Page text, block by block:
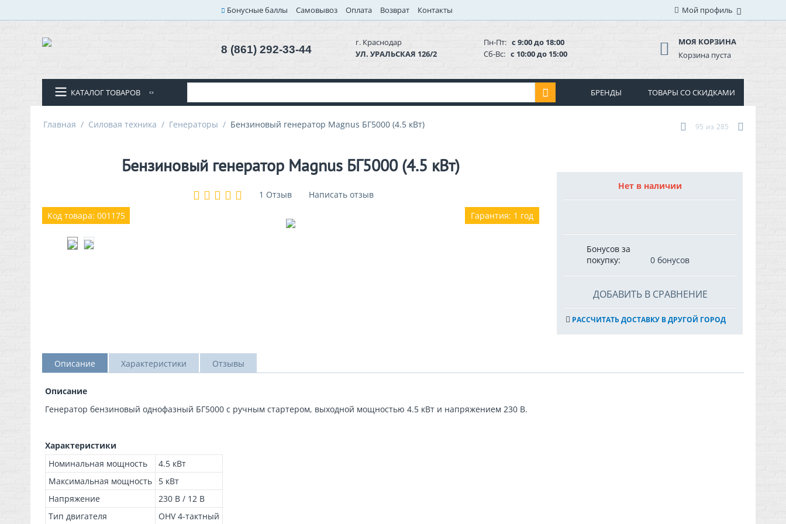
Бонусные баллы Самовывоз Оплата Возврат Контакты Мой профиль
8 (861) 292-33-44
г. Краснодар
УЛ. УРАЛЬСКАЯ 126/2
Пн-Пт: с 9:00 до 18:00
Сб-Вс: с 10:00 до 15:00
МОЯ КОРЗИНА
Корзина пуста
КАТАЛОГ ТОВАРОВ БРЕНДЫ ТОВАРЫ СО СКИДКАМИ
Главная / Силовая техника / Генераторы / Бензиновый генератор Magnus БГ5000 (4.5 кВт) 95 из 285
Бензиновый генератор Magnus БГ5000 (4.5 кВт)
1 Отзыв
Написать отзыв
Гарантия: 1 год
Код товара: 001175
Нет в наличии
Бонусов за
покупку:
0 бонусов
ДОБАВИТЬ В СРАВНЕНИЕ
РАССЧИТАТЬ ДОСТАВКУ В ДРУГОЙ ГОРОД
Описание Характеристики Отзывы
Описание
Генератор бензиновый однофазный БГ5000 с ручным стартером, выходной мощностью 4.5 кВт и напряжением 230 В.
Характеристики
Номинальная мощность
4.5 кВт
Максимальная мощность
5 кВт
Напряжение
230 В / 12 В
Тип двигателя
OHV 4-тактный